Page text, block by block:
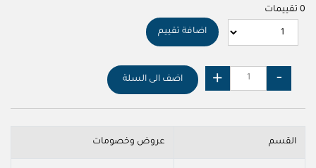
0 تقييمات
اضافة تقييم
اضف الى السلة
القسم عروض وخصومات